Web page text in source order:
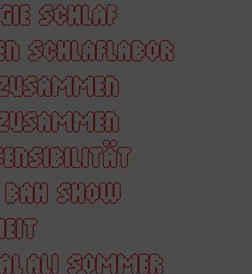
SCHLAF
SCHLAFLABOR
BAH SHOW
ALI SOMMER